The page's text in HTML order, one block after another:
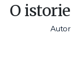
O
Autor